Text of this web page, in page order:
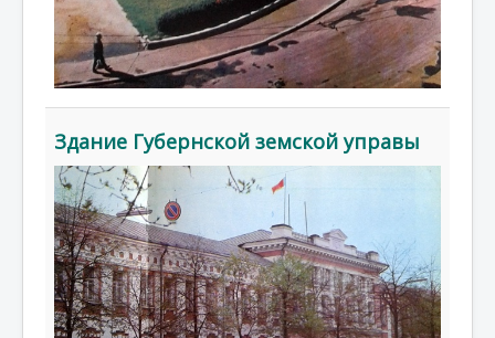
Здание Губернской земской управы